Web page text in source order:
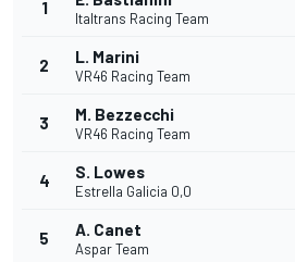
1
Italtrans Racing Team
2 L. Marini
VR46 Racing Team
3 M. Bezzecchi
VR46 Racing Team
4 S. Lowes
Estrella Galicia 0,0
5 A. Canet
Aspar Team